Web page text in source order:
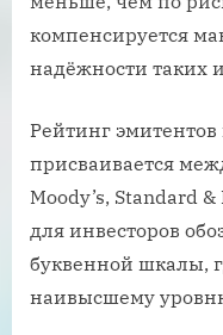
компенсируется
надёжности таких
Рейтинг эмитентов
присваивается
Moody’s, Standard
для инвесторов
буквенной шкалы,
наивысшему